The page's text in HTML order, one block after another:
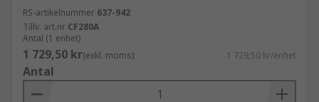
RS-artikelnummer 637-942
Tillv. art.nr CF280A
Antal (1 enhet)
1 729,50 kr(exkl. moms) 1 729,50 kr/enhet
Antal